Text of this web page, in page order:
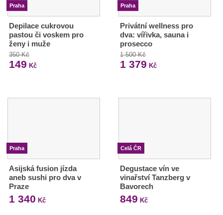
Praha
Depilace cukrovou
pastou či voskem pro
ženy i muže
350 Kč
149 Kč
Praha
Privátní wellness pro
dva: vířivka, sauna i
prosecco
1 500 Kč
1 379 Kč
Praha
Asijská fusion jízda
aneb sushi pro dva v
Praze
1 340 Kč
Celá ČR
Degustace vín ve
vinařství Tanzberg v
Bavorech
849 Kč